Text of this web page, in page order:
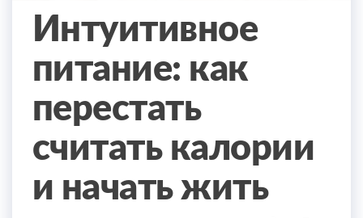
Интуитивное
питание: как
перестать
считать калории
и начать жить